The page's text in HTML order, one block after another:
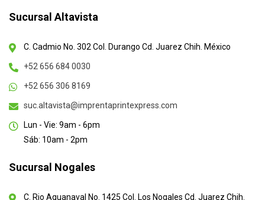
Sucursal Altavista
C. Cadmio No. 302 Col. Durango Cd. Juarez Chih. México
+52 656 684 0030
+52 656 306 8169
suc.altavista@imprentaprintexpress.com
Lun - Vie: 9am - 6pm
Sáb: 10am - 2pm
Sucursal Nogales
C. Rio Aguanaval No. 1425 Col. Los Nogales Cd. Juarez Chih.